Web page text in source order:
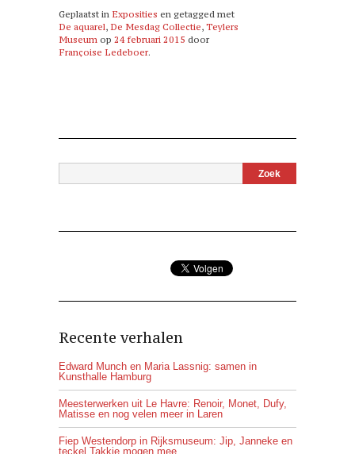
Geplaatst in Exposities en getagged met
De aquarel, De Mesdag Collectie, Teylers
Museum op 24 februari 2015 door
Françoise Ledeboer.
Recente verhalen
Edward Munch en Maria Lassnig: samen in
Kunsthalle Hamburg
Meesterwerken uit Le Havre: Renoir, Monet, Dufy,
Matisse en nog velen meer in Laren
Fiep Westendorp in Rijksmuseum: Jip, Janneke en
teckel Takkie mogen mee